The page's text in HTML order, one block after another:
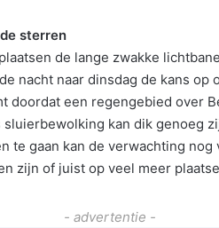
sterren
de lange zwakke
nacht naar dinsdag de kans
doordat een regengebied over
kan dik genoeg
te gaan kan de verwachting
zijn of juist op veel meer
- advertentie -